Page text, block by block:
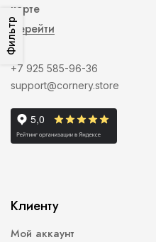
Фильтр
карте
Перейти
+7 925 585-96-36
support@cornery.store
Клиенту
Мой аккаунт